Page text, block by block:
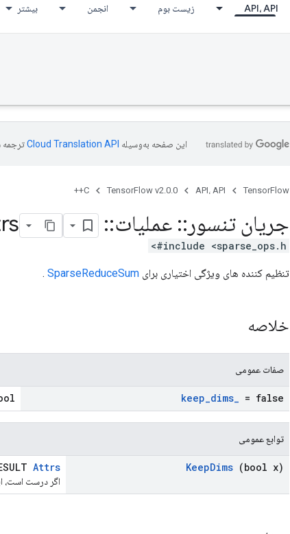
API، API زیست بوم انجمن بیشتر
این صفحه به‌وسیله
TensorFlow API، API TensorFlow v2.0.0
C++
جریان تنسور :: عملیات::
#include <sparse_ops.h>
تنظیم کننده های ویژگی اختیاری برای SparseReduceSum
.
خلاصه
صفات عمومی
keep_dims_ = false
توابع عمومی
KeepDims (bool x)
Attrs
اگر درست است، ابعاد